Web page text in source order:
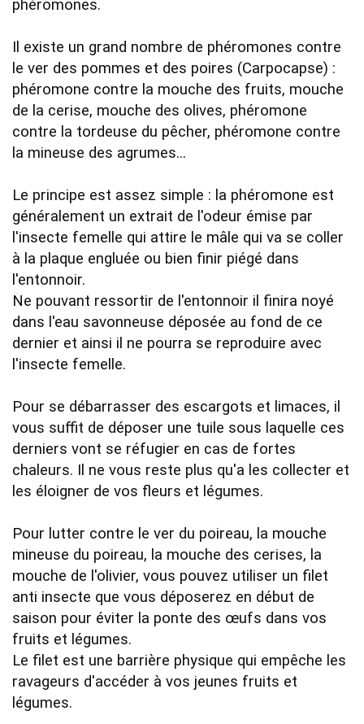
phéromones.
Il existe un grand nombre de phéromones contre
le ver des pommes et des poires (Carpocapse) :
phéromone contre la mouche des fruits, mouche
de la cerise, mouche des olives, phéromone
contre la tordeuse du pêcher, phéromone contre
la mineuse des agrumes...
Le principe est assez simple : la phéromone est
généralement un extrait de l'odeur émise par
l'insecte femelle qui attire le mâle qui va se coller
à la plaque engluée ou bien finir piégé dans
l'entonnoir.
Ne pouvant ressortir de l'entonnoir il finira noyé
dans l'eau savonneuse déposée au fond de ce
dernier et ainsi il ne pourra se reproduire avec
l'insecte femelle.
Pour se débarrasser des escargots et limaces, il
vous suffit de déposer une tuile sous laquelle ces
derniers vont se réfugier en cas de fortes
chaleurs. Il ne vous reste plus qu'a les collecter et
les éloigner de vos fleurs et légumes.
Pour lutter contre le ver du poireau, la mouche
mineuse du poireau, la mouche des cerises, la
mouche de l'olivier, vous pouvez utiliser un filet
anti insecte que vous déposerez en début de
saison pour éviter la ponte des œufs dans vos
fruits et légumes.
Le filet est une barrière physique qui empêche les
ravageurs d'accéder à vos jeunes fruits et
légumes.